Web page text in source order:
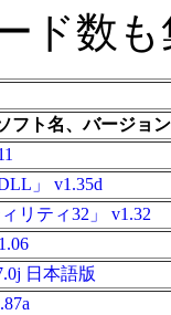
ド数
フト名、バージョン
」 v1.35d
リティ32」 v1.32
日本語版